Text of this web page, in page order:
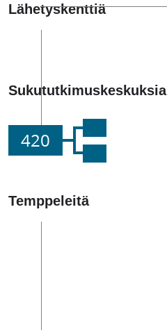
Lähetyskenttiä
Sukututkimuskeskuksia
420
Temppeleitä